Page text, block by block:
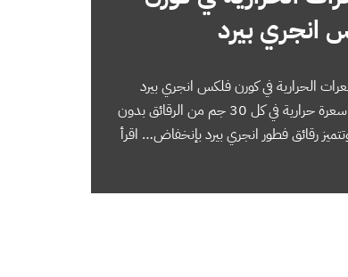
انجري بيرد
الحرارية في كورن فلكس انجري بيرد
110.8 سعرة حرارية في كل 30 جم من الرقائق بدون
رقائق فطور انجري بيرد بإنخفاض… اقرأ